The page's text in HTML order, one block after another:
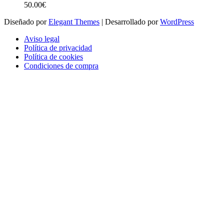
50.00€
Diseñado porElegant Themes | Desarrollado porWordPress
Aviso legal
Política de privacidad
Política de cookies
Condiciones de compra